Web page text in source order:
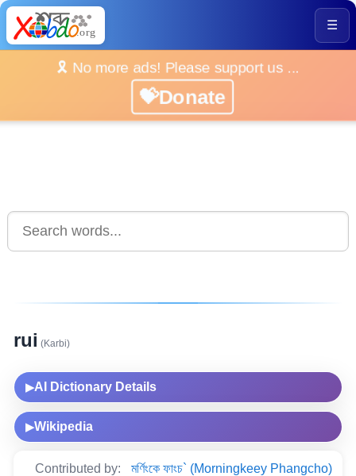
☰
🎗️ No more ads! Please support us ...
💝Donate
rui (Karbi)
▶AI Dictionary Details
▶Wikipedia
Contributed by:
মৰ্ণিংকে ফাংচ` (Morningkeey Phangcho)